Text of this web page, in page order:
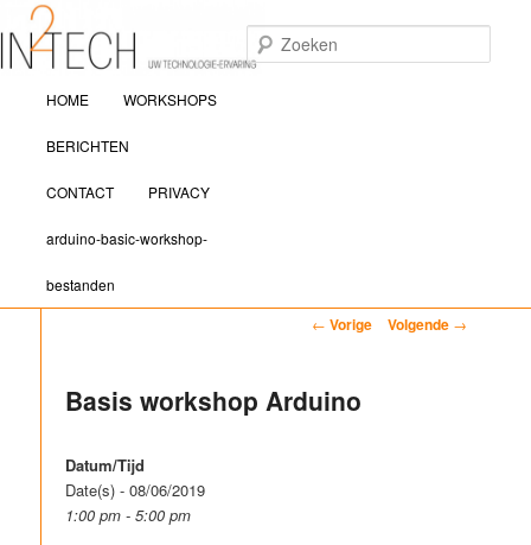
IN2TECH
Spring naar de primaire inhoud
Spring naar de secundaire inhoud
HOME WORKSHOPS
BERICHTEN
CONTACT PRIVACY
arduino-basic-workshop-
bestanden
Bericht navigatie
← Vorige Volgende →
Basis workshop Arduino
Datum/Tijd
Date(s) - 08/06/2019
1:00 pm - 5:00 pm